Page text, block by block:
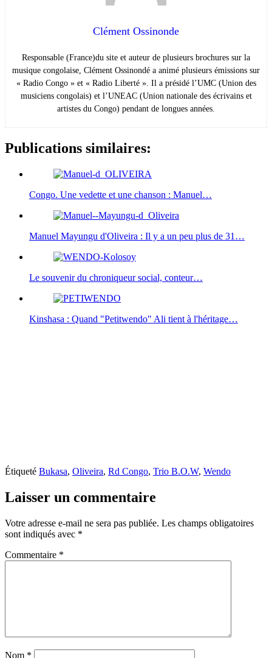
Clément Ossinonde
Responsable (France)du site et auteur de plusieurs brochures sur la
musique congolaise, Clément Ossinondé a animé plusieurs émissions sur
« Radio Congo » et « Radio Liberté ». Il a présidé l’UMC (Union des
musiciens congolais) et l’UNEAC (Union nationale des écrivains et
artistes du Congo) pendant de longues années.
Publications similaires:
Congo. Une vedette et une chanson : Manuel…
Manuel Mayungu d'Oliveira : Il y a un peu plus de 31…
Le souvenir du chroniqueur social, conteur…
Kinshasa : Quand "Petitwendo" Ali tient à l'héritage…
Étiqueté Bukasa, Oliveira, Rd Congo, Trio B.O.W, Wendo
Laisser un commentaire
Votre adresse e-mail ne sera pas publiée. Les champs obligatoires
sont indiqués avec *
Commentaire *
Nom *